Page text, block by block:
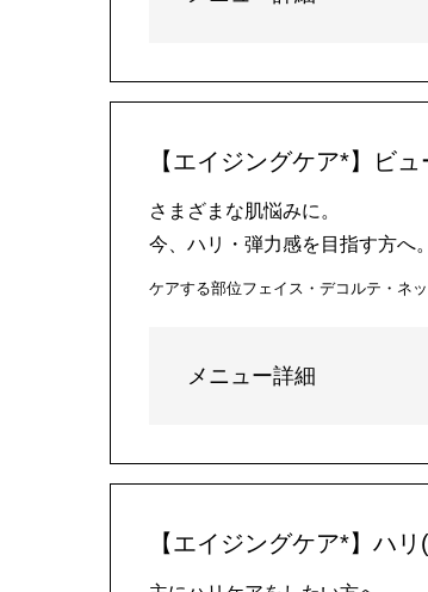
【エイジングケア*】ビ
さまざまな肌悩みに。
今、ハリ・弾力感を目指す方へ。
ケアする部位フェイス・デコルテ・ネ
メニュー詳細
【エイジングケア*】ハ